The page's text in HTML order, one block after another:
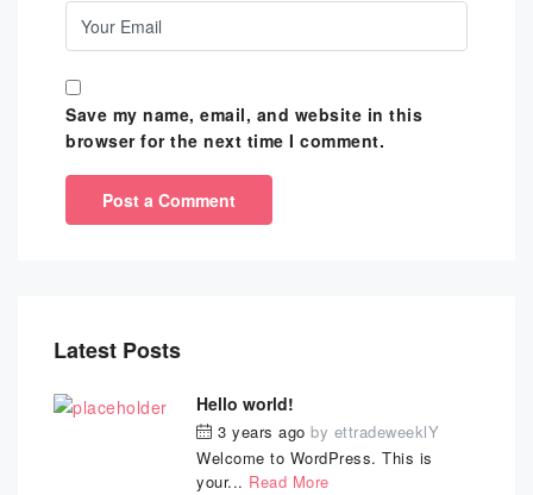
Save my name, email, and website in this
browser for the next time I comment.
Latest Posts
Hello world!
3 years ago by ettradeweeklY
Welcome to WordPress. This is
your... Read More